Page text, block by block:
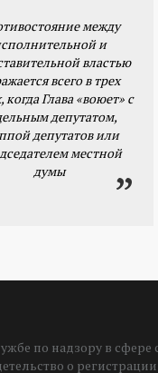
между
и
властью
всего в трех
когда Глава «воюет» с
депутатом,
депутатов или
местной
думы
по надзору в
о